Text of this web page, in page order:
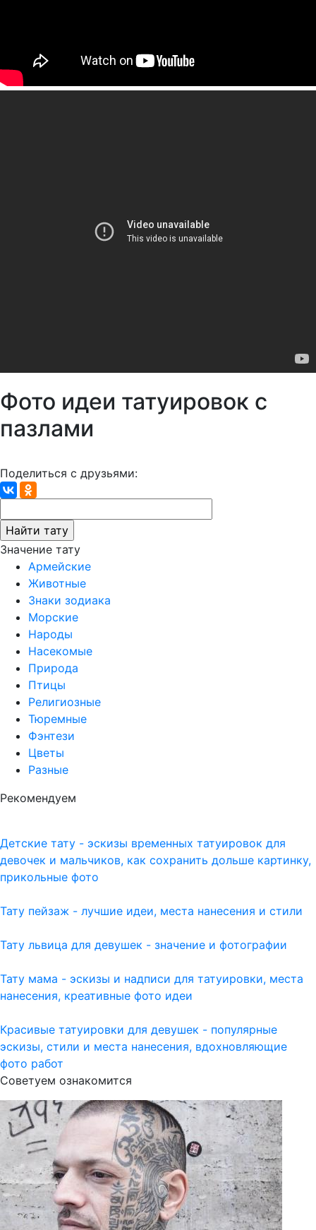
Фото идеи татуировок с
пазлами
Поделиться с друзьями:
Значение тату
Армейские
Животные
Знаки зодиака
Морские
Народы
Насекомые
Природа
Птицы
Религиозные
Тюремные
Фэнтези
Цветы
Разные
Рекомендуем
Детские тату - эскизы временных татуировок для
девочек и мальчиков, как сохранить дольше картинку,
прикольные фото
Тату пейзаж - лучшие идеи, места нанесения и стили
Тату львица для девушек - значение и фотографии
Тату мама - эскизы и надписи для татуировки, места
нанесения, креативные фото идеи
Красивые татуировки для девушек - популярные
эскизы, стили и места нанесения, вдохновляющие
фото работ
Советуем ознакомится